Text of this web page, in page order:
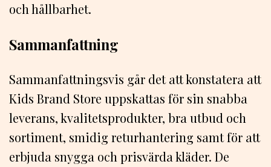
och hållbarhet.
Sammanfattning
Sammanfattningsvis går det att konstatera att
Kids Brand Store uppskattas för sin snabba
leverans, kvalitetsprodukter, bra utbud och
sortiment, smidig returhantering samt för att
erbjuda snygga och prisvärda kläder. De